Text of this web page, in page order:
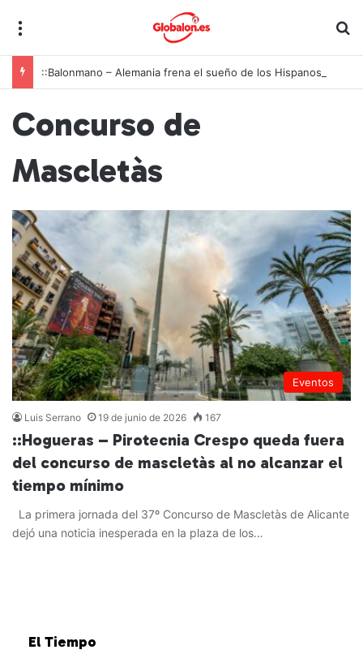
Concurso de
Mascletàs
Eventos
Luis Serrano 19 de junio de 2026 167
::Hogueras – Pirotecnia Crespo queda fuera
del concurso de mascletàs al no alcanzar el
tiempo mínimo
La primera jornada del 37º Concurso de Mascletàs de Alicante
dejó una noticia inesperada en la plaza de los…
El Tiempo